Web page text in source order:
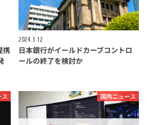
携
2024.3.12
日本銀行がイールドカーブコントロ
ールの終了を検討か
国内ニュース